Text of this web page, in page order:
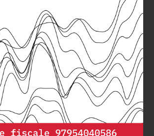
anche gli scorsi anni il ministero ha
con diversi mesi di ritardo.Appare
quest’obbligo di legge sia
in considerazione dal ministero
monitorare le politiche di
importante di tutti.
Proprio a fine
convertito in legge ildecreto 130/2020